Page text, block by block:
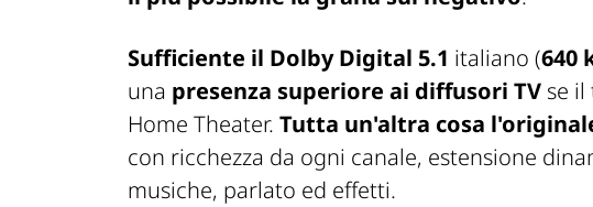
Sufficiente il Dolby Digital 5.1 italiano (640
una presenza superiore ai diffusori TV se
Home Theater. Tutta un'altra cosa l'originale
con ricchezza da ogni canale, estensione
musiche, parlato ed effetti.